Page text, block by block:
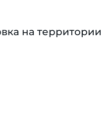
на территории